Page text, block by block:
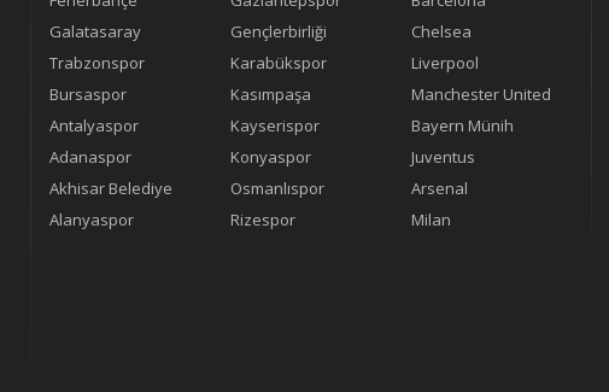
Galatasaray
Gençlerbirliği
Chelsea
Trabzonspor
Karabükspor
Liverpool
Bursaspor
Kasımpaşa
Manchester United
Antalyaspor
Kayserispor
Bayern Münih
Adanaspor
Konyaspor
Juventus
Akhisar Belediye
Osmanlıspor
Arsenal
Alanyaspor
Rizespor Milan